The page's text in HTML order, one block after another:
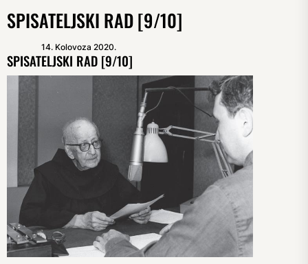
SPISATELJSKI RAD [9/10]
14. Kolovoza 2020.
SPISATELJSKI RAD [9/10]